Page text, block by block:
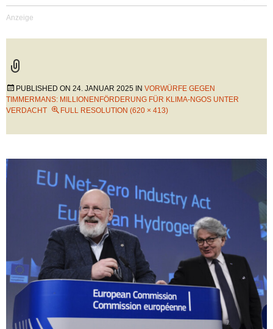
PUBLISHED ON 24. JANUAR 2025 IN VORWÜRFE GEGEN
TIMMERMANS: MILLIONENFÖRDERUNG FÜR KLIMA-NGOS UNTER
VERDACHT
FULL RESOLUTION (620 × 413)